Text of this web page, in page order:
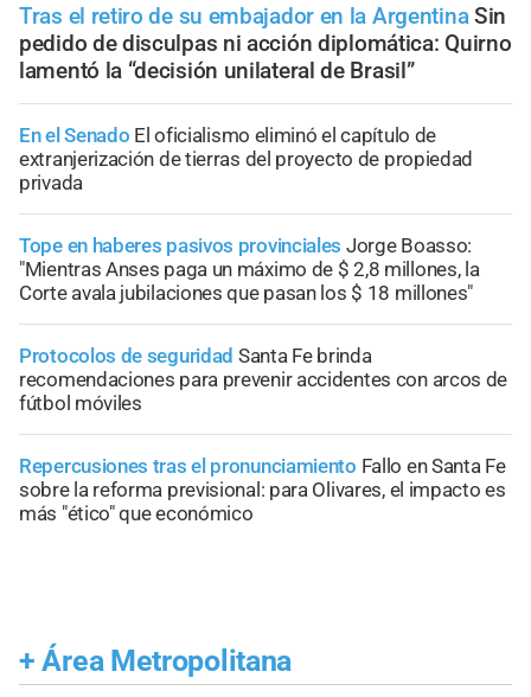
Tras el retiro de su embajador en la Argentina Sin
pedido de disculpas ni acción diplomática: Quirno
lamentó la “decisión unilateral de Brasil”
En el Senado El oficialismo eliminó el capítulo de
extranjerización de tierras del proyecto de propiedad
privada
Tope en haberes pasivos provinciales Jorge Boasso:
"Mientras Anses paga un máximo de $ 2,8 millones, la
Corte avala jubilaciones que pasan los $ 18 millones"
Protocolos de seguridad Santa Fe brinda
recomendaciones para prevenir accidentes con arcos de
fútbol móviles
Repercusiones tras el pronunciamiento Fallo en Santa Fe
sobre la reforma previsional: para Olivares, el impacto es
más "ético" que económico
+ Área Metropolitana